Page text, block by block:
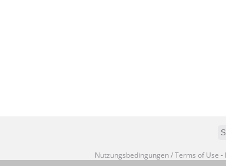
Nutzungsbedingungen / Terms of Use -